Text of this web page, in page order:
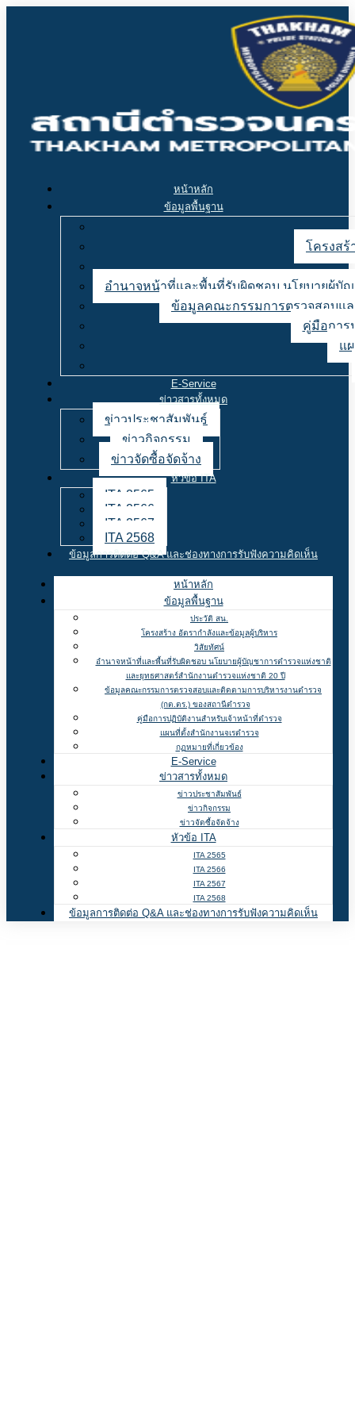
หน้าหลัก
ข้อมูลพื้นฐาน
โครงสร้
อำนาจหน้าที่และพื้นที่รับผิดชอบ นโยบายผู้บั
ข้อมูลคณะกรรมการตรวจสอบแล
คู่มือการ
แ
E-Service
ข่าวสารทั้งหมด
ข่าวประชาสัมพันธ์
ข่าวกิจกรรม
ข่าวจัดซื้อจัดจ้าง
หัวข้อ ITA
ITA 2565
ITA 2566
ITA 2567
ITA 2568
ข้อมูลการติดต่อ Q&A และช่องทางการรับฟังความคิดเห็น
หน้าหลัก
ข้อมูลพื้นฐาน
ประวัติ สน.
โครงสร้าง อัตรากำลังและข้อมูลผู้บริหาร
วิสัยทัศน์
อำนาจหน้าที่และพื้นที่รับผิดชอบ นโยบายผู้บัญชาการตำรวจแห่งชาติ
และยุทธศาสตร์สำนักงานตำรวจแห่งชาติ 20 ปี
ข้อมูลคณะกรรมการตรวจสอบและติดตามการบริหารงานตำรวจ
(กต.ตร.) ของสถานีตำรวจ
คู่มือการปฏิบัติงานสำหรับเจ้าหน้าที่ตำรวจ
แผนที่ตั้งสำนักงานจเรตำรวจ
กฏหมายที่เกี่ยวข้อง
E-Service
ข่าวสารทั้งหมด
ข่าวประชาสัมพันธ์
ข่าวกิจกรรม
ข่าวจัดซื้อจัดจ้าง
หัวข้อ ITA
ITA 2565
ITA 2566
ITA 2567
ITA 2568
ข้อมูลการติดต่อ Q&A และช่องทางการรับฟังความคิดเห็น